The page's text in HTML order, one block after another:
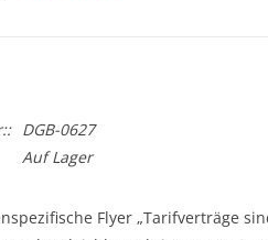
DGB-0627
Auf Lager
Flyer „Tarifverträge